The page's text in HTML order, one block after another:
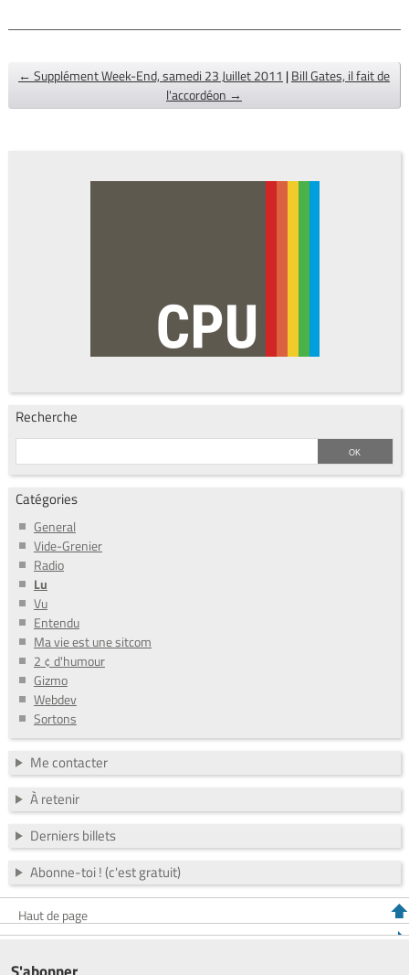
← Supplément Week-End, samedi 23 Juillet 2011 |Bill Gates, il fait de
l'accordéon →
Recherche
Catégories
General
Vide-Grenier
Radio
Lu
Vu
Entendu
Ma vie est une sitcom
2 ¢ d'humour
Gizmo
Webdev
Sortons
Me contacter
À retenir
Derniers billets
Abonne-toi ! (c'est gratuit)
Haut de page